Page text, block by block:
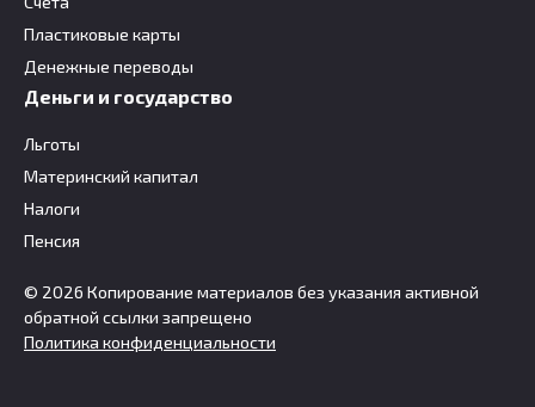
Пластиковые карты
Денежные переводы
Деньги и государство
Льготы
Материнский капитал
Налоги
Пенсия
© 2026 Копирование материалов без указания активной
обратной ссылки запрещено
Политика конфиденциальности